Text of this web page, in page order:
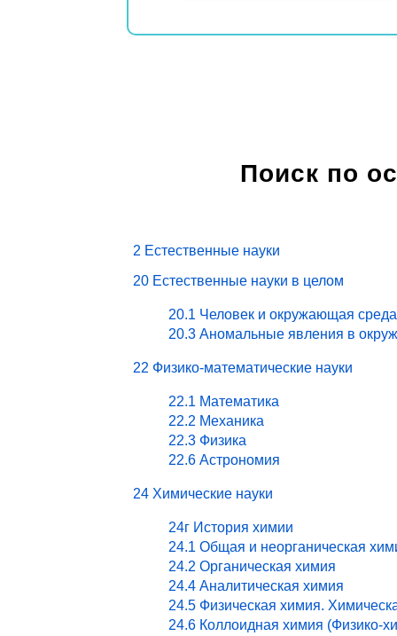
Поиск по
2 Естественные науки
20 Естественные науки в целом
20.1 Человек и окружающая
20.3 Аномальные явления в
22 Физико-математические науки
22.1 Математика
22.2 Механика
22.3 Физика
22.6 Астрономия
24 Химические науки
24г История химии
24.1 Общая и неорганическая
24.2 Органическая химия
24.4 Аналитическая химия
24.5 Физическая химия.
24.6 Коллоидная химия (Физико-